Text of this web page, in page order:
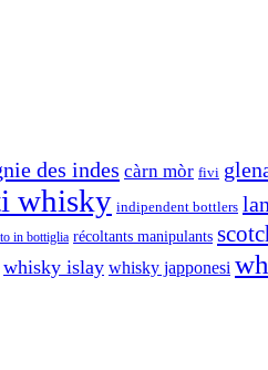
des indes càrn mòr fivi
whisky indipendent bottlers
in bottiglia récoltants manipulants
whisky islay whisky japponesi